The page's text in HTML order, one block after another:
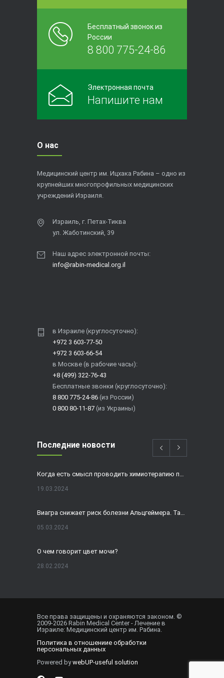
Бесплатный звонок из
России
8 800 775-24-86
Электронная почта
Напишите нам
О нас
Медицинский центр им. Ицхака Рабина – одно из
крупнейших многопрофильных медицинских
учреждений Израиля.
Израиль, г. Петах-Тиква
ул. Жаботинский, 39
Наш адрес электронной почты:
info@rabin-medical.org.il
в Израиле (круглосуточно):
+972 3 603-77-50
+972 3 603-66-54
в Москве (в рабочие часы):
+8 (499) 322-76-43
Бесплатные звонки (круглосуточно):
8 800 775-24-86 (из России)
0 800 80-11-87 (из Украины)
Последние новости
19.03.2024
05.03.2024
О чем говорит цвет мочи?
28.02.2024
01.02.2024
Все права защищены и охраняются законом. ©
2009-2026 Rabin Medical Center - Лечение в
Израиле: Медицинский центр им. Рабина.
Политика в отношениие обработки
персональных данных
Powered bywebUP-useful solution